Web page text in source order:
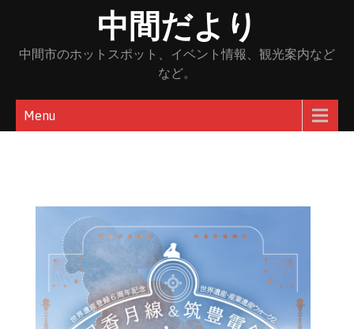
content
中間だより
中間市のホットスポット、イベント情報、観光案内など
など。
Menu